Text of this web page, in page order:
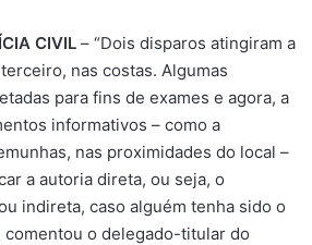
CIVIL – “Dois disparos atingiram a
nas costas. Algumas
para fins de exames e agora, a
informativos – como a
nas proximidades do local –
a autoria direta, ou seja, o
indireta, caso alguém tenha sido o
comentou o delegado-titular do